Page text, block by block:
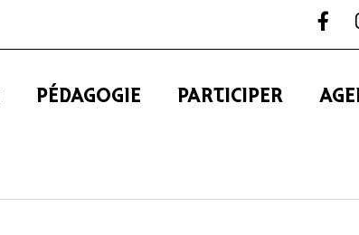
Lien
PÉDAGOGIE PARTICIPER